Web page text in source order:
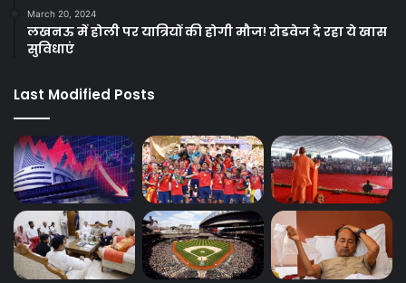
March 20, 2024
लखनऊ में होली पर यात्रियों की होगी मौज! रोडवेज दे रहा ये खास
सुविधाएं
Last Modified Posts